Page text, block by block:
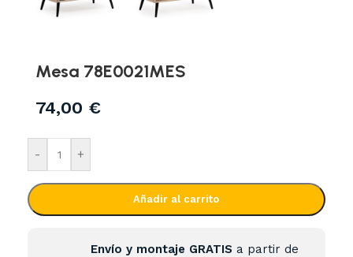
Mesa 78E0021MES
74,00 €
- +
Añadir al carrito
Envío y montaje GRATIS a partir de